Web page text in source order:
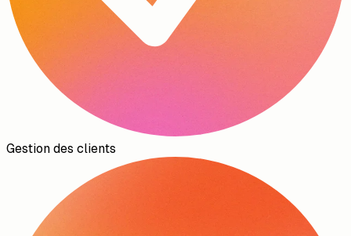
Gestion des clients